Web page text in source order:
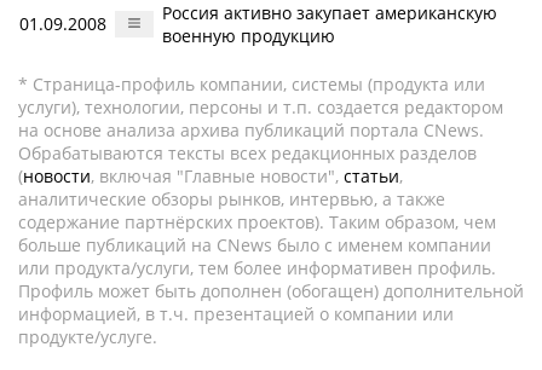
01.09.2008
Россия активно закупает американскую
военную продукцию
* Страница-профиль компании, системы (продукта или
услуги), технологии, персоны и т.п. создается редактором
на основе анализа архива публикаций портала CNews.
Обрабатываются тексты всех редакционных разделов
(новости, включая "Главные новости", статьи,
аналитические обзоры рынков, интервью, а также
содержание партнёрских проектов). Таким образом, чем
больше публикаций на CNews было с именем компании
или продукта/услуги, тем более информативен профиль.
Профиль может быть дополнен (обогащен) дополнительной
информацией, в т.ч. презентацией о компании или
продукте/услуге.